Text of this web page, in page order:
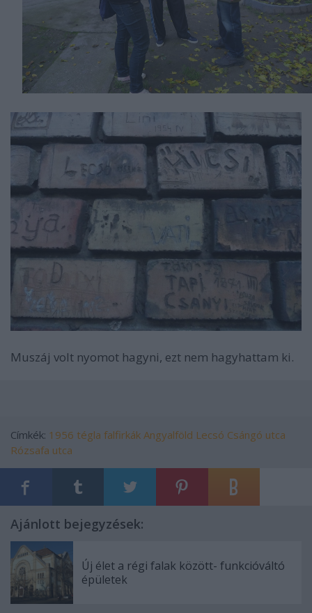
Muszáj volt nyomot hagyni, ezt nem hagyhattam ki.
Címkék: 1956 tégla falfirkák Angyalföld Lecsó Csángó utca
Rózsafa utca
Ajánlott bejegyzések:
Új élet a régi falak között- funkcióváltó
épületek